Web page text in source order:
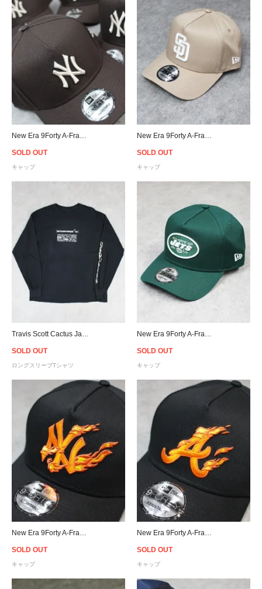
SOLD OUT
キャップ
SOLD OUT
キャップ
SOLD OUT
ロングスリーブTシャツ
SOLD OUT
キャップ
SOLD OUT
キャップ
SOLD OUT
キャップ